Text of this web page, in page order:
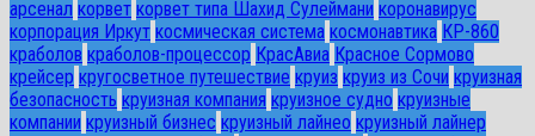
арсенал корвет корвет типа Шахид Сулеймани коронавирус
корпорация Иркут космическая система космонавтика КР-860
краболов краболов-процессор КрасАвиа Красное Сормово
крейсер кругосветное путешествие круиз круиз из Сочи круизная
безопасность круизная компания круизное судно круизные
компании круизный бизнес круизный лайнео круизный лайнер